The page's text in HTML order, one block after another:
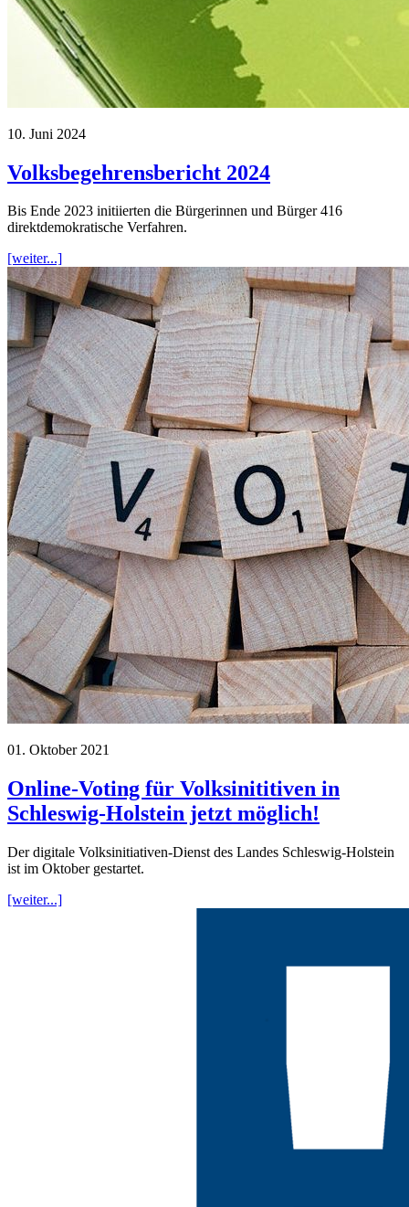
10. Juni 2024
Volksbegehrensbericht 2024
Bis Ende 2023 initiierten die Bürgerinnen und Bürger 416
direktdemokratische Verfahren.
[weiter...]
01. Oktober 2021
Online-Voting für Volksinititiven in
Schleswig-Holstein jetzt möglich!
Der digitale Volksinitiativen-Dienst des Landes Schleswig-Holstein
ist im Oktober gestartet.
[weiter...]